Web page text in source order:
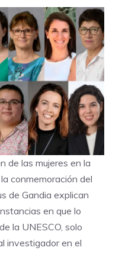
de las mujeres en la
conmemoración del
de Gandia explican
en que lo
la UNESCO, solo
investigador en el